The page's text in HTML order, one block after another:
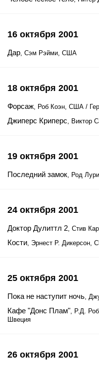
16 октября 2001
Дар, Сэм Рэйми, США
18 октября 2001
Форсаж, Роб Коэн, США /
Джиперс Криперс, Виктор
19 октября 2001
Последний замок, Род
24 октября 2001
Доктор Дулиттл 2, Стив
Кости, Эрнест Р. Дикерсон,
25 октября 2001
Пока не наступит ночь,
Кафе "Донс Плам", Р.Д.
Швеция
26 октября 2001